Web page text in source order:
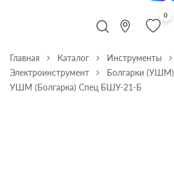
0
Главная Каталог
Инструменты
Электроинструмент
Болгарки (УШМ)
УШМ (Болгарка) Спец БШУ-21-Б